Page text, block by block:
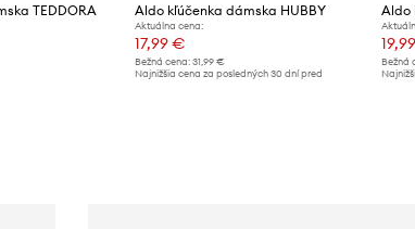
TEDDORA Aldo kľúčenka dámska HUBBY
Aktuálna cena:
17,99 €
Bežná cena: 31,99 €
Najnižšia cena za posledných 30 dní pred
Aldo
Bežná